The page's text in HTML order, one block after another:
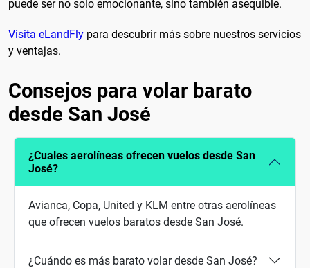
puede ser no solo emocionante, sino también asequible.
Visita eLandFly para descubrir más sobre nuestros servicios
y ventajas.
Consejos para volar barato
desde San José
¿Cuales aerolíneas ofrecen vuelos desde San
José?
Avianca, Copa, United y KLM entre otras aerolíneas
que ofrecen vuelos baratos desde San José.
¿Cuándo es más barato volar desde San José?